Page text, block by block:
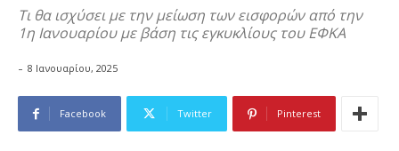
Τι θα ισχύσει με την μείωση των εισφορών από την
1η Ιανουαρίου με βάση τις εγκυκλίους του ΕΦΚΑ
- 8 Ιανουαρίου, 2025
Facebook Twitter Pinterest